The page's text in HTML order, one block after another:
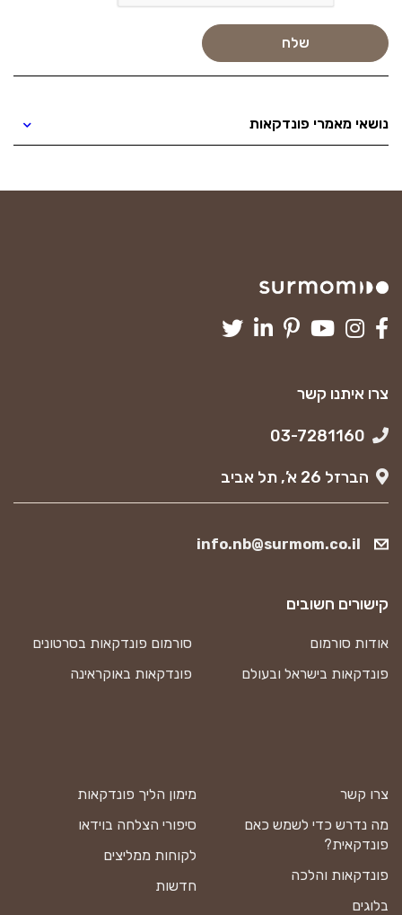
נושאי מאמרי פונדקאות
צרו איתנו קשר
הברזל 26 א’, תל אביב
info.nb@surmom.co.il
צרו קשר
מה נדרש כדי לשמש כאם
פונדקאית?
פונדקאות והלכה
בלוגים
מימון הליך פונדקאות
סיפורי הצלחה בוידאו
לקוחות ממליצים
חדשות
קישורים חשובים
אודות סורמום
סורמום פונדקאות בסרטונים
פונדקאות בישראל ובעולם
פונדקאות באוקראינה